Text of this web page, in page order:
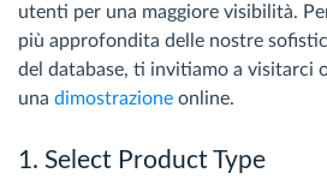
utenti per una maggiore visibilità.
più approfondita delle nostre
del database, ti invitiamo a visitarci
una dimostrazione online.
1. Select Product Type